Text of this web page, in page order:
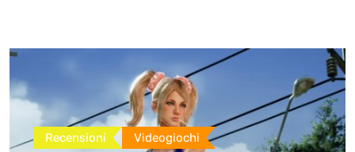
Recensioni Videogiochi